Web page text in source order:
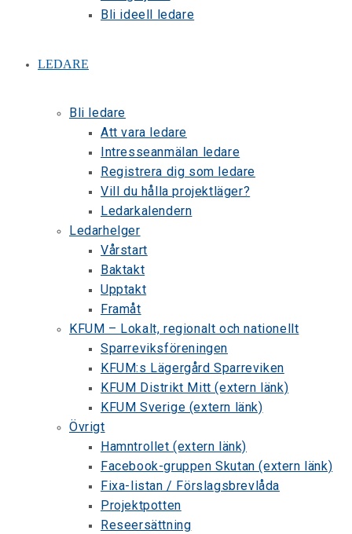
Bli ideell ledare
LEDARE
Bli ledare
Att vara ledare
Intresseanmälan ledare
Registrera dig som ledare
Vill du hålla projektläger?
Ledarkalendern
Ledarhelger
Vårstart
Baktakt
Upptakt
Framåt
KFUM – Lokalt, regionalt och nationellt
Sparreviksföreningen
KFUM:s Lägergård Sparreviken
KFUM Distrikt Mitt (extern länk)
KFUM Sverige (extern länk)
Övrigt
Hamntrollet (extern länk)
Facebook-gruppen Skutan (extern länk)
Fixa-listan / Förslagsbrevlåda
Projektpotten
Reseersättning